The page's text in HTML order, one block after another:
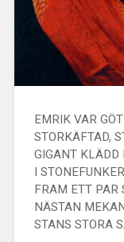
EMRIK VAR
STORKÄFTAD,
GIGANT KLÄDD
I
FRAM ETT PAR
NÄSTAN
STANS STORA